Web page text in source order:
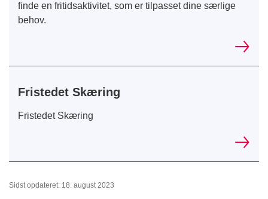
finde en fritidsaktivitet, som er tilpasset dine særlige
behov.
Fristedet Skæring
Fristedet Skæring
Sidst opdateret: 18. august 2023